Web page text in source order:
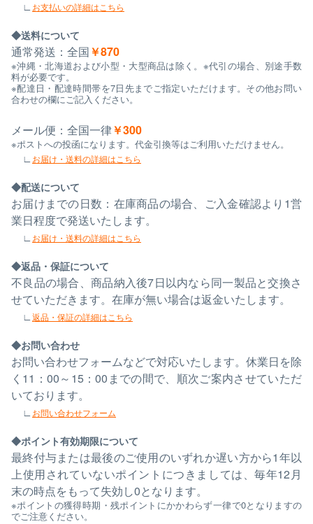
お支払いの詳細はこちら
送料について
通常発送：全国￥870
※沖縄・北海道および小型・大型商品は除く。※代引の場合、別途手数
料が必要です。
※配達日・配達時間帯を7日先までご指定いただけます。その他お問い
合わせの欄にご記入ください。
メール便：全国一律￥300
※ポストへの投函になります。代金引換等はご利用いただけません。
お届け・送料の詳細はこちら
配送について
お届けまでの日数：在庫商品の場合、ご入金確認より1営
業日程度で発送いたします。
お届け・送料の詳細はこちら
返品・保証について
不良品の場合、商品納入後7日以内なら同一製品と交換さ
せていただきます。在庫が無い場合は返金いたします。
返品・保証の詳細はこちら
お問い合わせ
お問い合わせフォームなどで対応いたします。休業日を除
く11：00～15：00までの間で、順次ご案内させていただ
いております。
お問い合わせフォーム
ポイント有効期限について
最終付与または最後のご使用のいずれか遅い方から1年以
上使用されていないポイントにつきましては、毎年12月
末の時点をもって失効し0となります。
※ポイントの獲得時期・残ポイントにかかわらず一律で0となりますの
でご注意ください。